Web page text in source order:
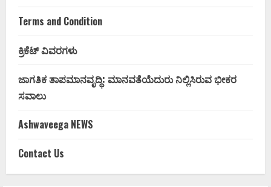
Terms and Condition
ಕ್ರಿಕೆಟ್ ವಿವರಗಳು
ಜಾಗತಿಕ ತಾಪಮಾನವೃದ್ಧಿ: ಮಾನವತೆಯೆದುರು ನಿಲ್ಲಿಸಿರುವ ಭೀಕರ
ಸವಾಲು
Ashwaveega NEWS
Contact Us